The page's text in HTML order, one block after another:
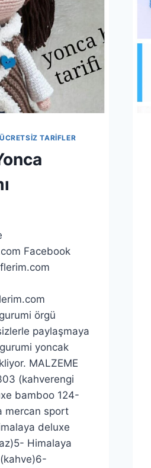
TARIFLER
Facebook
örgü
paylaşmaya
yoncak
MALZEME
(kahverengi
bamboo 124-
mercan sport
deluxe
Himalaya